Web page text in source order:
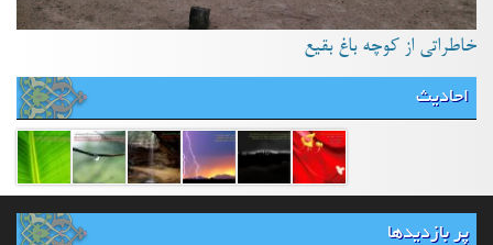
خاطراتی از کوچه باغ بقیع
احادیث
پر بازدیدها